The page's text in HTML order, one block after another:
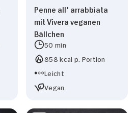
Penne all' arrabbiata
mit Vivera veganen
Bällchen
50 min
858 kcal p. Portion
Leicht
Vegan